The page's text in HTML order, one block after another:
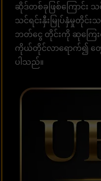
ဆိုဒ်တစ်ခုဖြစ်ကြောင်း
သင်ရင်းနှီးမြုပ်နှံမှုတိုင်း
ဘတ်ငွေ တိုင်းကို ဆုကြေး
ကိုယ်တိုင်လာရောက်၍ တွေ့က
ပါသည်။